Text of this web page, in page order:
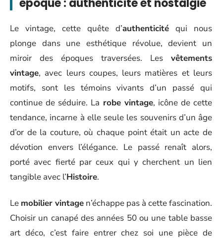
Le vintage, cette quête d’authenticité qui nous
plonge dans une esthétique révolue, devient un
miroir des époques traversées. Les vêtements
vintage, avec leurs coupes, leurs matières et leurs
motifs, sont les témoins vivants d’un passé qui
continue de séduire. La robe vintage, icône de cette
tendance, incarne à elle seule les souvenirs d’un âge
d’or de la couture, où chaque point était un acte de
dévotion envers l’élégance. Le passé renaît alors,
porté avec fierté par ceux qui y cherchent un lien
tangible avec l’Histoire.
Le mobilier vintage n’échappe pas à cette fascination.
Choisir un canapé des années 50 ou une table basse
art déco, c’est faire entrer chez soi une pièce de